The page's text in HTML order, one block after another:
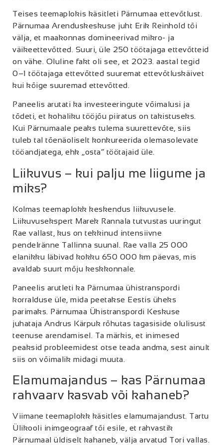
Teises teemaplokis käsitleti Pärnumaa ettevõtlust.
Pärnumaa Arenduskeskuse juht Erik Reinhold tõi
välja, et maakonnas domineerivad mikro- ja
väikeettevõtted. Suuri, üle 250 töötajaga ettevõtteid
on vähe. Oluline fakt oli see, et 2023. aastal tegid
0–1 töötajaga ettevõtted suuremat ettevõtluskäivet
kui kõige suuremad ettevõtted.
Paneelis arutati ka investeeringute võimalusi ja
tõdeti, et kohaliku tööjõu piiratus on takistuseks.
Kui Pärnumaale peaks tulema suurettevõte, siis
tuleb tal tõenäoliselt konkureerida olemasolevate
tööandjatega, ehk „osta“ töötajaid üle.
Liikuvus – kui palju me liigume ja
miks?
Kolmas teemaplokk keskendus liikuvusele.
Liikuvusekspert Marek Rannala tutvustas uuringut
Rae vallast, kus on tekkinud intensiivne
pendelränne Tallinna suunal. Rae valla 25 000
elanikku läbivad kokku 650 000 km päevas, mis
avaldab suurt mõju keskkonnale.
Paneelis arutleti ka Pärnumaa ühistranspordi
korralduse üle, mida peetakse Eestis üheks
parimaks. Pärnumaa Ühistranspordi Keskuse
juhataja Andrus Kärpuk rõhutas tagasiside olulisust
teenuse arendamisel. Ta märkis, et inimesed
peaksid probleemidest otse teada andma, sest ainult
siis on võimalik midagi muuta.
Elamumajandus – kas Pärnumaa
rahvaarv kasvab või kahaneb?
Viimane teemaplokk käsitles elamumajandust. Tartu
Ülikooli inimgeograaf tõi esile, et rahvastik
Pärnumaal üldiselt kahaneb, välja arvatud Tori vallas.